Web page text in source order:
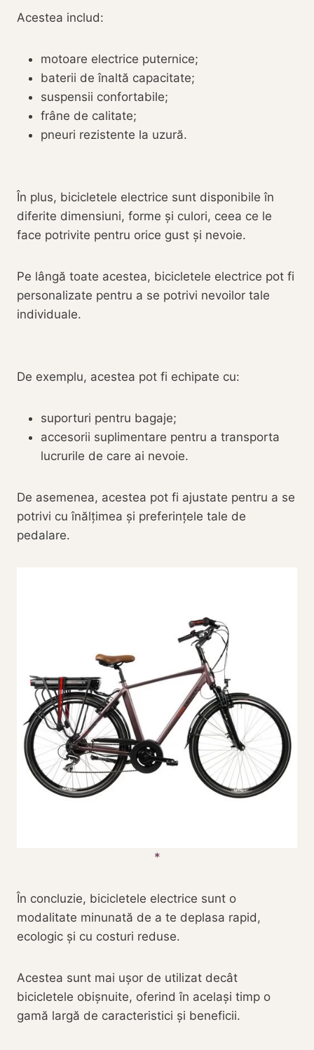
Acestea includ:
motoare electrice puternice;
baterii de înaltă capacitate;
suspensii confortabile;
frâne de calitate;
pneuri rezistente la uzură.
În plus, bicicletele electrice sunt disponibile în
diferite dimensiuni, forme și culori, ceea ce le
face potrivite pentru orice gust și nevoie.
Pe lângă toate acestea, bicicletele electrice pot fi
personalizate pentru a se potrivi nevoilor tale
individuale.
De exemplu, acestea pot fi echipate cu:
suporturi pentru bagaje;
accesorii suplimentare pentru a transporta
lucrurile de care ai nevoie.
De asemenea, acestea pot fi ajustate pentru a se
potrivi cu înălțimea și preferințele tale de
pedalare.
În concluzie, bicicletele electrice sunt o
modalitate minunată de a te deplasa rapid,
ecologic și cu costuri reduse.
Acestea sunt mai ușor de utilizat decât
bicicletele obișnuite, oferind în același timp o
gamă largă de caracteristici și beneficii.